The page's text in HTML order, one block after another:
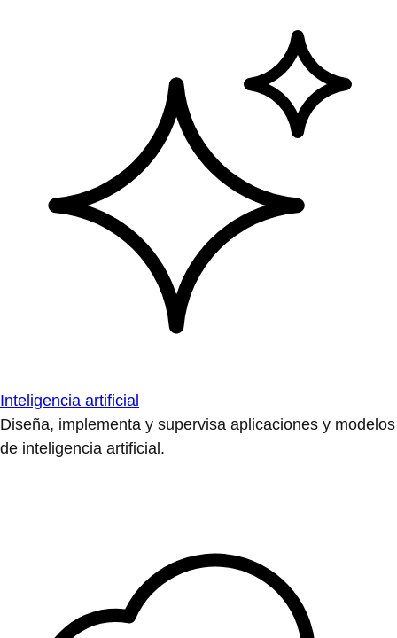
Inteligencia artificial
Diseña, implementa y supervisa aplicaciones y modelos
de inteligencia artificial.